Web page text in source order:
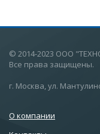
© 2014-2023 ООО
Все права защищены.
г. Москва, ул.
О компании